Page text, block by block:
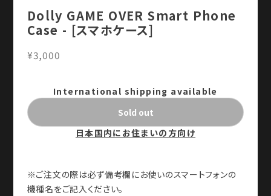
Dolly GAME OVER Smart Phone
Case - [スマホケース]
¥3,000
International shipping available
Sold out
日本国内にお住まいの方向け
※ご注文の際は必ず備考欄にお使いのスマートフォンの
機種名をご記入ください。